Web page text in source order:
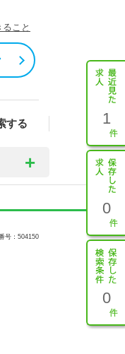
こと
する 1
0
0
号：504150